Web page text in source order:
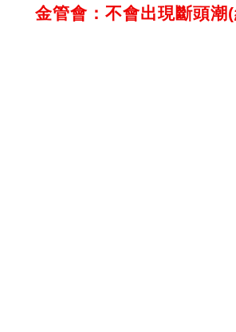
金管會：不會出現斷頭潮